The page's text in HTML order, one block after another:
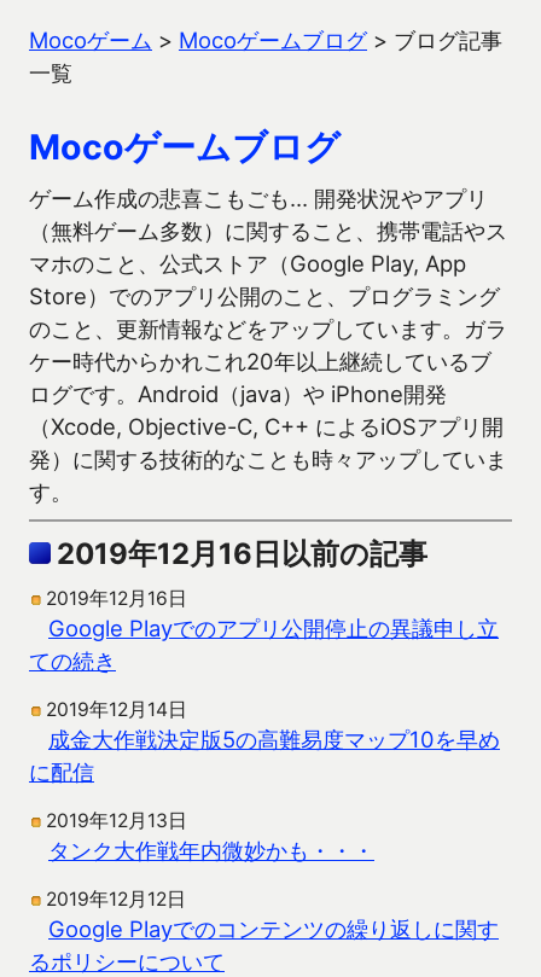
Mocoゲーム > Mocoゲームブログ> ブログ記事
一覧
Mocoゲームブログ
ゲーム作成の悲喜こもごも… 開発状況やアプリ
（無料ゲーム多数）に関すること、携帯電話やス
マホのこと、公式ストア（Google Play, App
Store）でのアプリ公開のこと、プログラミング
のこと、更新情報などをアップしています。ガラ
ケー時代からかれこれ20年以上継続しているブ
ログです。Android（java）や iPhone開発
（Xcode, Objective-C, C++ によるiOSアプリ開
発）に関する技術的なことも時々アップしていま
す。
2019年12月16日以前の記事
2019年12月16日
Google Playでのアプリ公開停止の異議申し立
ての続き
2019年12月14日
成金大作戦決定版5の高難易度マップ10を早め
に配信
2019年12月13日
タンク大作戦年内微妙かも・・・
2019年12月12日
Google Playでのコンテンツの繰り返しに関す
るポリシーについて